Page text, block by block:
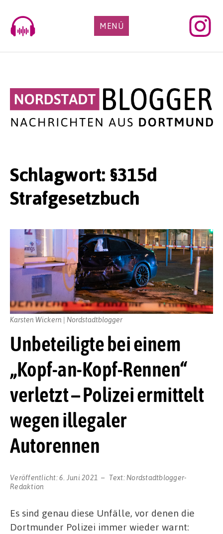
content
MENÜ
Schlagwort: §315d
Strafgesetzbuch
Unbeteiligte bei einem
„Kopf-an-Kopf-Rennen“
verletzt – Polizei ermittelt
wegen illegaler
Autorennen
Veröffentlicht:6. Juni 2021 Text: Nordstadtblogger-
Redaktion
Karsten Wickern | Nordstadtblogger
Es sind genau diese Unfälle, vor denen die
Dortmunder Polizei immer wieder warnt: